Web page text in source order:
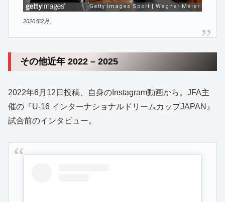
2020年2月。
その他近年 2022 – 2025
2022年6月12日投稿、自身のInstagram動画から。JFA主
催の『U-16 インターナショナルドリームカップJAPAN』
試合前のインタビュー。